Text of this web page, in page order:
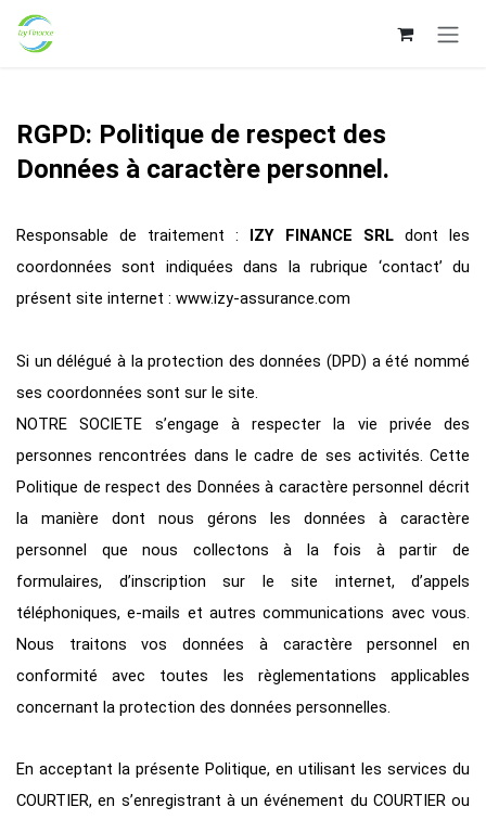
Se rendre au contenu
RGPD: Politique de respect des
Données à caractère personnel.
Responsable de traitement : IZY FINANCE SRL dont les
coordonnées sont indiquées dans la rubrique ‘contact’ du
présent site internet : www.izy-assurance.com
Si un délégué à la protection des données (DPD) a été nommé
ses coordonnées sont sur le site.
NOTRE SOCIETE s’engage à respecter la vie privée des
personnes rencontrées dans le cadre de ses activités. Cette
Politique de respect des Données à caractère personnel décrit
la manière dont nous gérons les données à caractère
personnel que nous collectons à la fois à partir de
formulaires, d’inscription sur le site internet, d’appels
téléphoniques, e-mails et autres communications avec vous.
Nous traitons vos données à caractère personnel en
conformité avec toutes les règlementations applicables
concernant la protection des données personnelles.
En acceptant la présente Politique, en utilisant les services du
COURTIER, en s’enregistrant à un événement du COURTIER ou